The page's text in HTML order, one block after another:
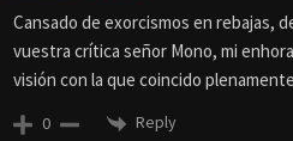
Cansado de exorcismos en rebajas,
vuestra crítica señor Mono, mi
visión con la que coincido
0 Reply